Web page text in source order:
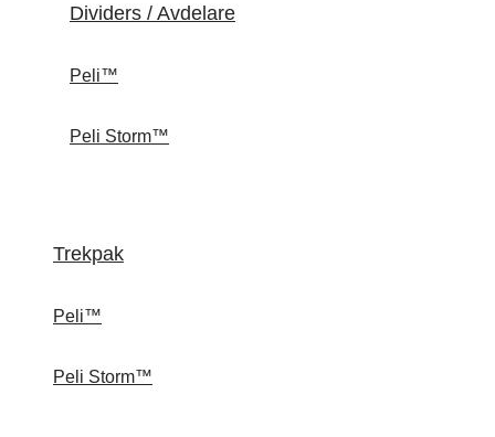
Dividers / Avdelare
Peli™
Peli Storm™
Trekpak
Peli™
Peli Storm™